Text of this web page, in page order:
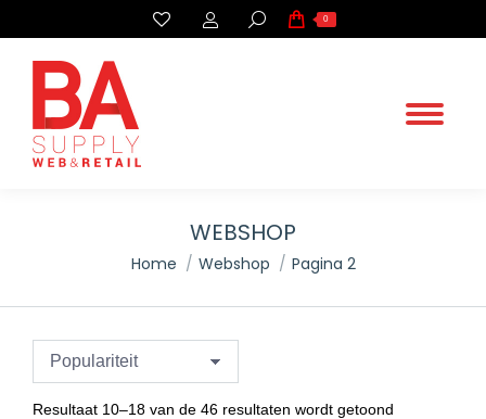
Search: 0
WEBSHOP
You are here:
Home Webshop Pagina 2
Resultaat 10–18 van de 46 resultaten wordt getoond